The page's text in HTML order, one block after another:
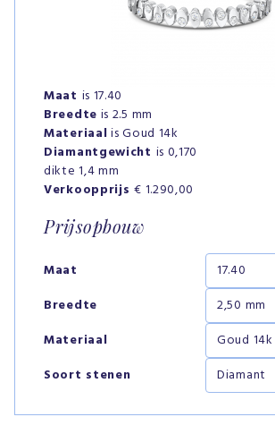
Maat is 17.40
Breedte is 2.5 mm
Materiaalis Goud 14k
Diamantgewicht is 0,170
dikte 1,4 mm
Verkoopprijs€ 1.290,00
Prijsopbouw
Maat
Breedte
Materiaal
Soort stenen